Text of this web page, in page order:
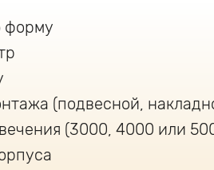
(подвесной,
(3000, 4000 или